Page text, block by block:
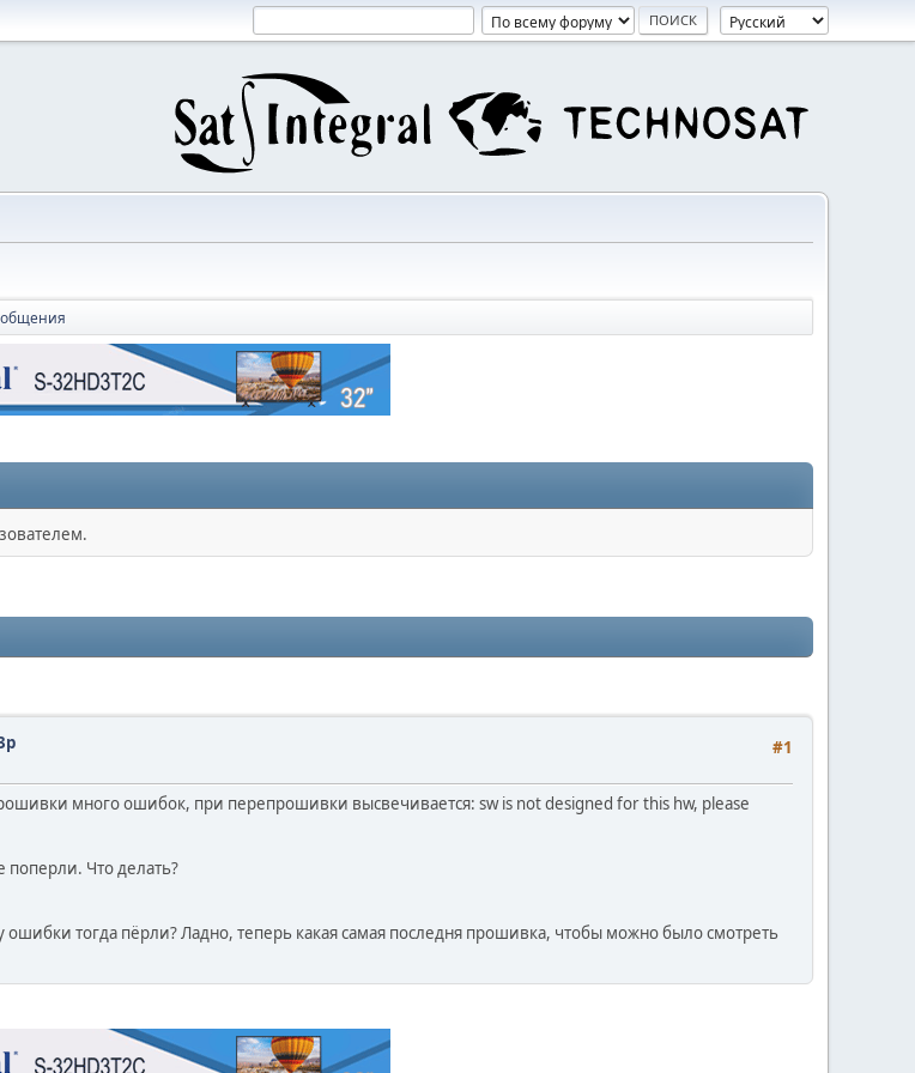
#1
много ошибок, при перепрошивки высвечивается: sw is not designed for this hw, please
Что делать?
тогда пёрли? Ладно, теперь какая самая последня прошивка, чтобы можно было смотреть